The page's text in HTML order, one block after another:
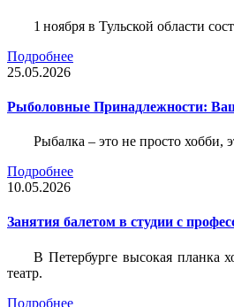
1 ноября в Тульской области
Подробнее
25.05.2026
Рыболовные Принадлежности:
Рыбалка – это не просто хобби,
Подробнее
10.05.2026
Занятия балетом в студии с
В Петербурге высокая планка
театр.
Подробнее